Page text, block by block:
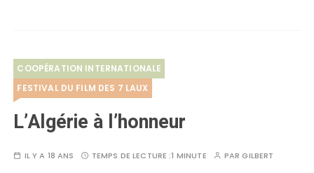
COOPÉRATION INTERNATIONALE
FESTIVAL DU FILM DES 7 LAUX
L’Algérie à l’honneur
IL Y A 18 ANS TEMPS DE LECTURE :1 MINUTE PARGILBERT